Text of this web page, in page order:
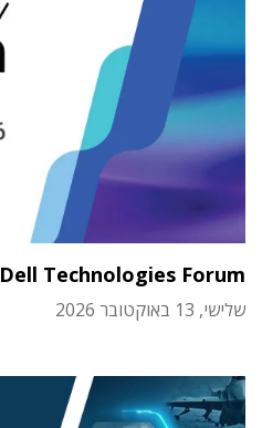
Dell Technologies Forum
שלישי, 13 באוקטובר 2026